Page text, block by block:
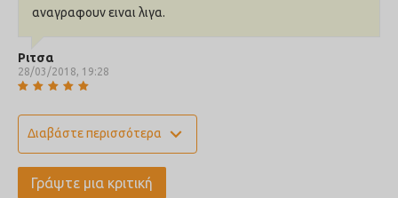
ΕΓΓΥΗΜΕΝΗ ΑΝΑΛΥΣΗ: Πρωτεΐνη 38%, ολικές λιπαρές
υγρασία 12%, ασβέστιο 1.5%, φώσφορος 1.1%, Ωμέγα-6
λιπαρά οξέα 2.1%, Ωμέγα-3 λιπαρά οξέα 2.1%, DHA 0.7%, EPA
0.5%. Γλυκοζαμίνη: 1250 mg, Χονδροϊτίνη: 1000 mg.
ΘΕΡΜΙΔΙΚΗ ΚΑΤΑΝΟΜΗ (υπολογιζόμενη): Η Μεταβολιστέα
αναγραφουν ειναι λιγα.
Ριτσα
28/03/2018, 19:28
Διαβάστε περισσότερα expand_more
Γράψτε μια κριτική